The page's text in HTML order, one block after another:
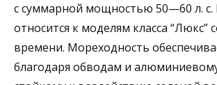
с суммарной мощностью 50—60 л. с.
относится к моделям класса “Люкс”
времени. Мореходность
благодаря обводам и